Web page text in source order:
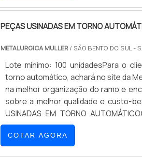
PEÇAS USINADAS EM TORNO
METALURGICA MULLER / SÃO BENTO DO SUL -
Lote mínimo: 100 unidadesPara o
torno automático, achará no site da
na melhor organização do ramo e
sobre a melhor qualidade e custo-
USINADAS EM TORNO
usinadas em torno automático em
Metalúrgica ...
COTAR AGORA